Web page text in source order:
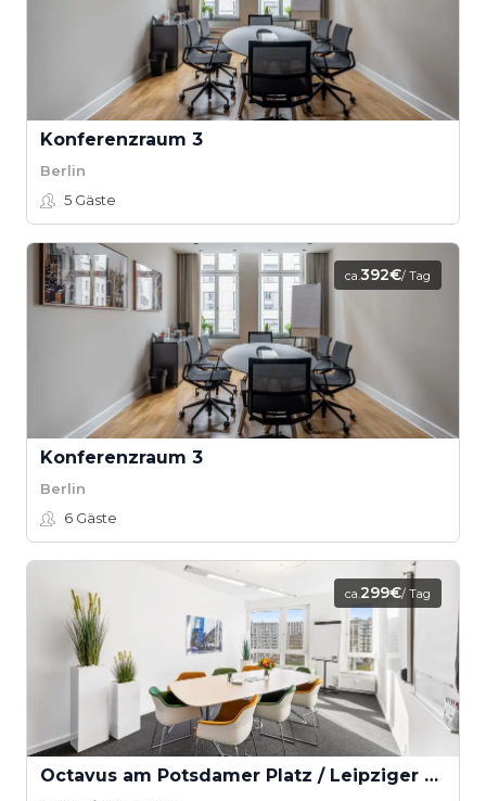
Konferenzraum 3
Berlin
5 Gäste
ca.392€/ Tag
Konferenzraum 3
Berlin
6 Gäste
ca.299€/ Tag
Octavus am Potsdamer Platz / Leipziger Platz - Potsdamer Platz